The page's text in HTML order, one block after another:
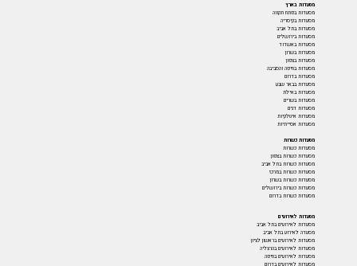
מסעדות בארץ
מסעדות בפתח תקווה
מסעדות בקיסריה
מסעדות בתל אביב
מסעדות בירושלים
מסעדות באשדוד
מסעדות בשרון
מסעדות בצפון
מסעדות בחיפה והסביבה
מסעדות בדרום
מסעדות בבאר שבע
מסעדות באילת
מסעדות בשרים
מסעדות דגים
מסעדות איטלקיות
מסעדות אסייתיות
מסעדות כשרות
מסעדות כשרות
מסעדות כשרות בצפון
מסעדות כשרות בתל אביב
מסעדות כשרות במרכז
מסעדות כשרות בשרון
מסעדות כשרות בירושלים
מסעדות כשרות בדרום
מסעדות לאירועים
מסעדות לאירועים בתל אביב
מסעדה לאירוע בתל אביב
מסעדות לאירועים בראשון לציון
מסעדות לאירועים בהרצליה
מסעדות לאירועים בחיפה